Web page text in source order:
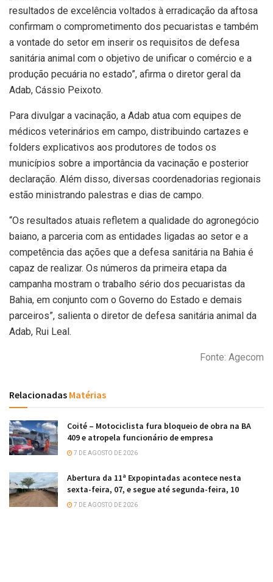
resultados de excelência voltados à erradicação da aftosa
confirmam o comprometimento dos pecuaristas e também
a vontade do setor em inserir os requisitos de defesa
sanitária animal com o objetivo de unificar o comércio e a
produção pecuária no estado”, afirma o diretor geral da
Adab, Cássio Peixoto.
Para divulgar a vacinação, a Adab atua com equipes de
médicos veterinários em campo, distribuindo cartazes e
folders explicativos aos produtores de todos os
municípios sobre a importância da vacinação e posterior
declaração. Além disso, diversas coordenadorias regionais
estão ministrando palestras e dias de campo.
“Os resultados atuais refletem a qualidade do agronegócio
baiano, a parceria com as entidades ligadas ao setor e a
competência das ações que a defesa sanitária na Bahia é
capaz de realizar. Os números da primeira etapa da
campanha mostram o trabalho sério dos pecuaristas da
Bahia, em conjunto com o Governo do Estado e demais
parceiros”, salienta o diretor de defesa sanitária animal da
Adab, Rui Leal.
Fonte: Agecom
Relacionadas Matérias
Coité – Motociclista fura bloqueio de obra na BA
409 e atropela funcionário de empresa
7 DE AGOSTO DE 2026
Abertura da 11ª Expopintadas acontece nesta
sexta-feira, 07, e segue até segunda-feira, 10
7 DE AGOSTO DE 2026